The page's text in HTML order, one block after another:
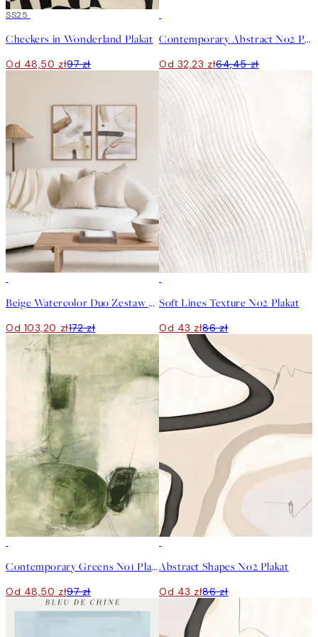
50%*
SS25
Checkers in Wonderland Plakat
Od 48,50 zł97 zł
Contemporary Abstract No2 Plakat
Od 32,23 zł64,45 zł
Beige Watercolor Duo Zestaw plakatów
Od 103,20 zł172 zł
Soft Lines Texture No2 Plakat
Od 43 zł86 zł
Contemporary Greens No1 Plakat
Od 48,50 zł97 zł
Abstract Shapes No2 Plakat
Od 43 zł86 zł